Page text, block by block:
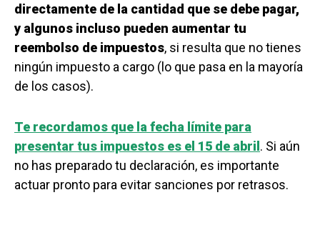
directamente de la cantidad que se debe pagar,
y algunos incluso pueden aumentar tu
reembolso de impuestos, si resulta que no tienes
ningún impuesto a cargo (lo que pasa en la mayoría
de los casos).
Te recordamos que la fecha límite para
presentar tus impuestos es el 15 de abril. Si aún
no has preparado tu declaración, es importante
actuar pronto para evitar sanciones por retrasos.